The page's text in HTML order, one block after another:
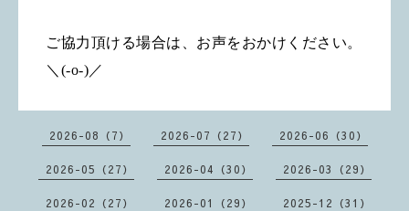
ご協力頂ける場合は、お声をおかけください。
＼(-o-)／
2026-08（7） 2026-07（27） 2026-06（30）
2026-05（27） 2026-04（30） 2026-03（29）
2026-02（27） 2026-01（29） 2025-12（31）